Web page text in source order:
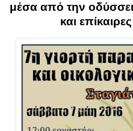
μέσα από την
και